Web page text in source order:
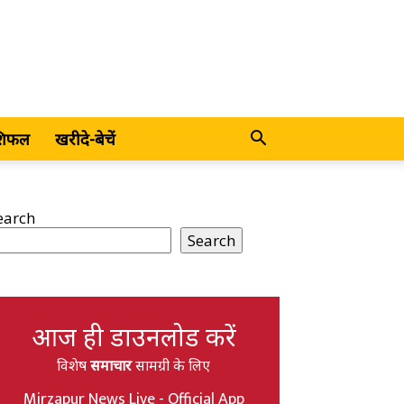
खरीदे-बेचें
Search
आज ही डाउनलोड करें
विशेषसमाचारसामग्री के लिए